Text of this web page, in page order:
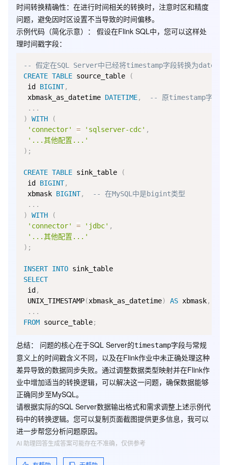
时间转换精确性：在进行时间相关的转换时，注意时区和精度
问题，避免因时区设置不当导致的时间偏移。
示例代码 （简化示意）： 假设在Flink SQL中，您可以这样处
理时间戳字段：
-- 假定在SQL Server中已经将timestamp字段转换为
CREATE TABLE source_table
(
id BIGINT,
xbmask_as_datetime DATETIME,
-- 原timestamp字段
. . .
)
WITH
(
'connector'
= 'sqlserver-cdc' ,
'...其他配置...'
) ;
CREATE TABLE sink_table
(
id BIGINT,
xbmask BIGINT,
-- 在MySQL中是bigint类型
. . .
)
WITH
(
'connector'
= 'jdbc' ,
'...其他配置...'
) ;
INSERT INTO
SELECT
id ,
UNIX_TIMESTAMP(xbmask_as_datetime) AS xbmask,
. . .
FROM source_table;
总结： 问题的核心在于SQL Server的timestamp字段与常规
意义上的时间戳含义不同，以及在Flink作业中未正确处理这种
差异导致的数据同步失败。通过调整数据类型映射并在Flink作
业中增加适当的转换逻辑，可以解决这一问题，确保数据能够
正确同步至MySQL。
请根据实际的SQL Server数据输出格式和需求调整上述示例代
码中的转换逻辑。您可以复制页面截图提供更多信息，我可以
进一步帮您分析问题原因。
AI 助理回答生成答案可能存在不准确，仅供参考